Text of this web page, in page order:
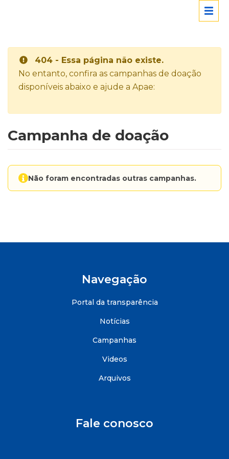
404 - Essa página não existe.
No entanto, confira as campanhas de doação
disponíveis abaixo e ajude a Apae:
Campanha de doação
Não foram encontradas outras campanhas.
Navegação
Portal da transparência
Notícias
Campanhas
Videos
Arquivos
Fale conosco